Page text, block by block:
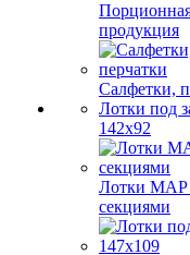
продукция
Салфетки,
Лотки под
142х92
Лотки МАР
секциями